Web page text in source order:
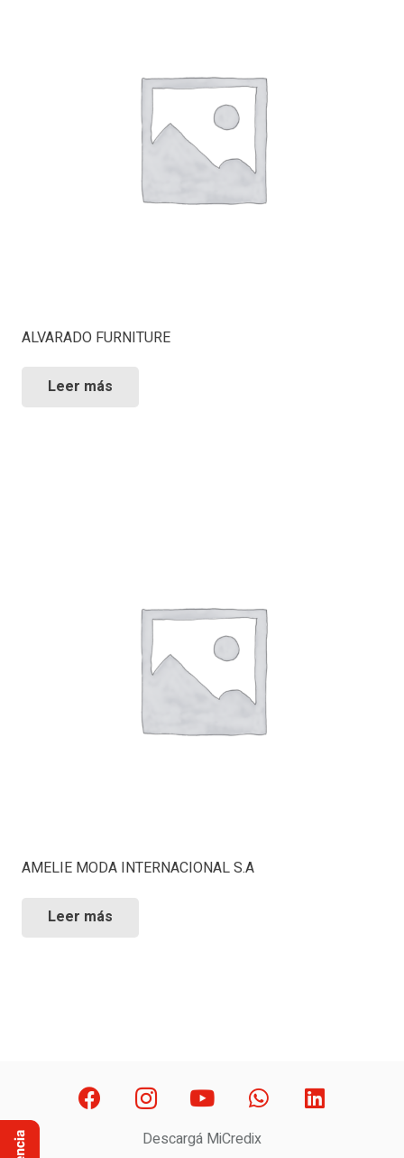
ALVARADO FURNITURE
Leer más
AMELIE MODA INTERNACIONAL S.A
Leer más
Descargá MiCredix